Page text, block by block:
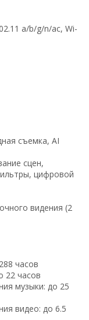
a/b/g/n/ac, Wi-
съемка, AI
сцен,
цифровой
видения (2
часов
22 часов
музыки: до 25
видео: до 6.5